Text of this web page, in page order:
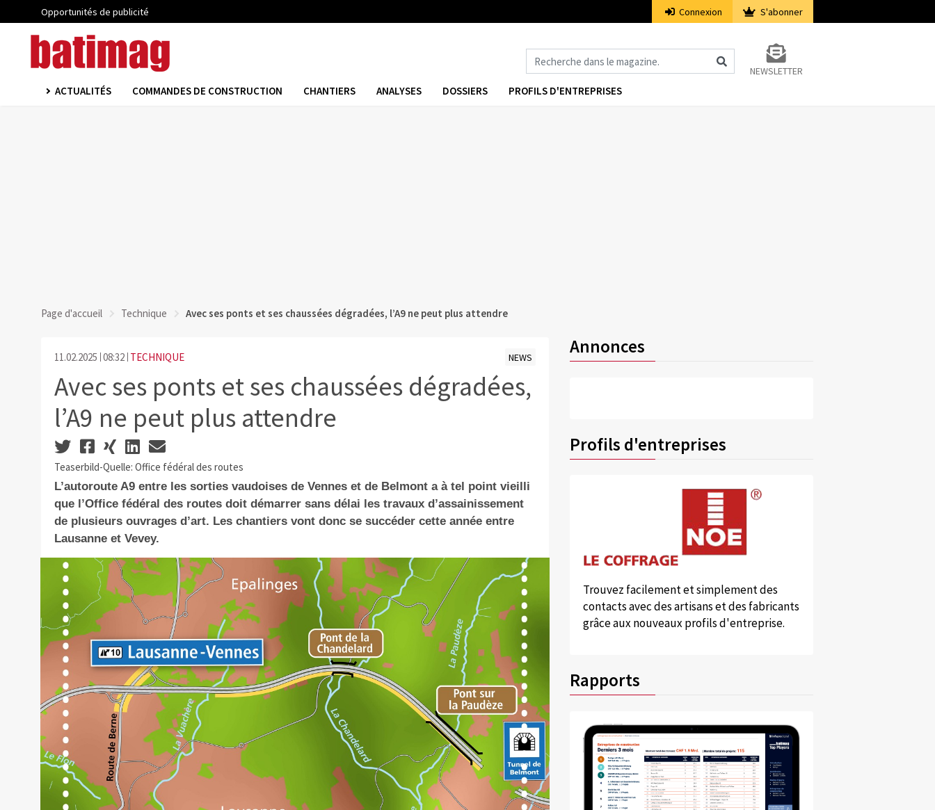
Opportunités de publicité Connexion S'abonner
NEWSLETTER
ACTUALITÉS COMMANDES DE CONSTRUCTION CHANTIERS ANALYSES DOSSIERS PROFILS D'ENTREPRISES
Page d'accueil Technique Avec ses ponts et ses chaussées dégradées, l’A9 ne peut plus attendre
11.02.2025 08:32 TECHNIQUE NEWS
Avec ses ponts et ses chaussées dégradées,
l’A9 ne peut plus attendre
Teaserbild-Quelle: Office fédéral des routes
L’autoroute A9 entre les sorties vaudoises de Vennes et de Belmont a à tel point vieilli
que l’Office fédéral des routes doit démarrer sans délai les travaux d’assainissement
de plusieurs ouvrages d’art. Les chantiers vont donc se succéder cette année entre
Lausanne et Vevey.
Annonces
Profils d'entreprises
Trouvez facilement et simplement des
contacts avec des artisans et des fabricants
grâce aux nouveaux profils d'entreprise.
Rapports